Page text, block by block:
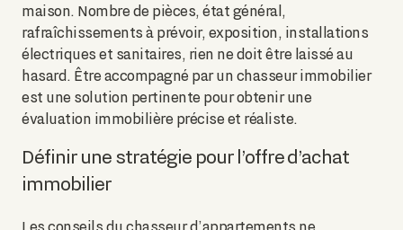
maison. Nombre de pièces, état général,
rafraîchissements à prévoir, exposition, installations
électriques et sanitaires, rien ne doit être laissé au
hasard. Être accompagné par un chasseur immobilier
est une solution pertinente pour obtenir une
évaluation immobilière précise et réaliste.
Définir une stratégie pour l’offre d’achat
immobilier